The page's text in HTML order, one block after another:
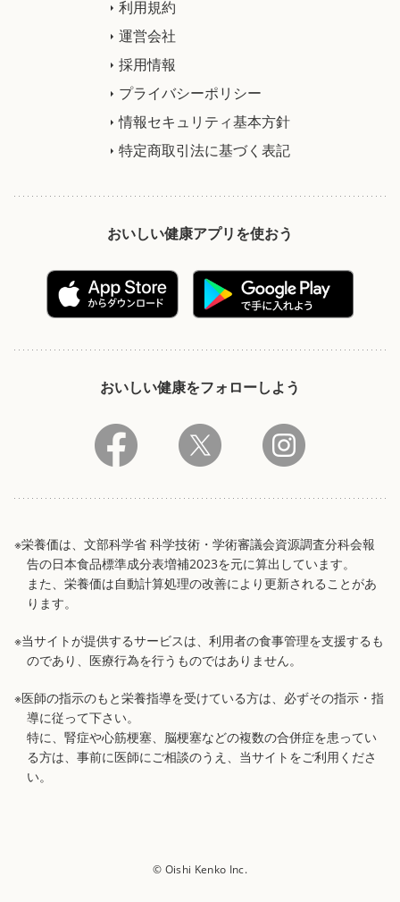
利用規約
運営会社
採用情報
プライバシーポリシー
情報セキュリティ基本方針
特定商取引法に基づく表記
おいしい健康アプリを使おう
おいしい健康をフォローしよう
※栄養価は、文部科学省 科学技術・学術審議会資源調査分科会報
告の日本食品標準成分表増補2023を元に算出しています。
また、栄養価は自動計算処理の改善により更新されることがあ
ります。
※当サイトが提供するサービスは、利用者の食事管理を支援するも
のであり、医療行為を行うものではありません。
※医師の指示のもと栄養指導を受けている方は、必ずその指示・指
導に従って下さい。
特に、腎症や心筋梗塞、脳梗塞などの複数の合併症を患ってい
る方は、事前に医師にご相談のうえ、当サイトをご利用くださ
い。
© Oishi Kenko Inc.